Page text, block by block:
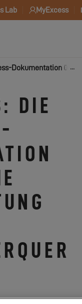
Lab MyExcess
Dokumentation
DIE